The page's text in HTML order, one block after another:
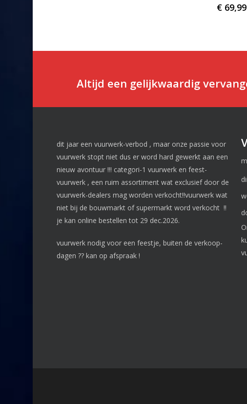
€ 69,99
Altijd een gelijkwaardig
dit jaar een vuurwerk-verbod , maar onze passie voor
vuurwerk stopt niet dus er word hard gewerkt aan een
nieuw avontuur !!! categori-1 vuurwerk en feest-
vuurwerk , een ruim assortiment wat exclusief door de
vuurwerk-dealers mag worden verkocht!!vuurwerk wat
niet bij de bouwmarkt of supermarkt word verkocht !!
je kan online bestellen tot 29 dec.2026.
vuurwerk nodig voor een feestje, buiten de verkoop-
dagen ?? kan op afspraak !